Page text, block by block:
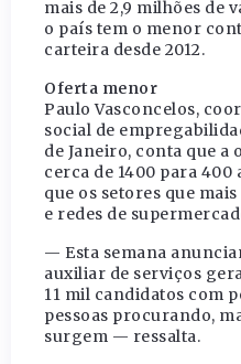
mais de 2,9 milhões de
o país tem o menor
carteira desde 2012.
Oferta menor
Paulo Vasconcelos,
social de
de Janeiro, conta que a
cerca de 1400 para 400
que os setores que
e redes de
— Esta semana
auxiliar de serviços
11 mil candidatos com
pessoas procurando,
surgem — ressalta.